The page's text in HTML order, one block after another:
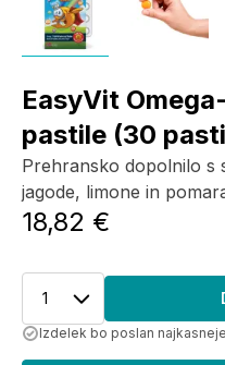
EasyVit
pastile (30
Prehransko dopolnilo s
jagode, limone in
18,82 €
1
Izdelek bo poslan